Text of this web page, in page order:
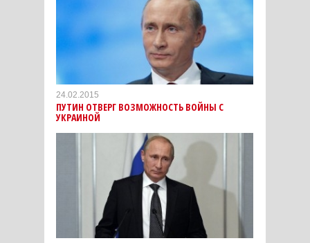
24.02.2015
ПУТИН ОТВЕРГ ВОЗМОЖНОСТЬ ВОЙНЫ С
УКРАИНОЙ